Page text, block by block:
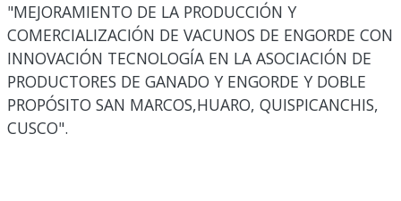
"MEJORAMIENTO DE LA PRODUCCIÓN Y
COMERCIALIZACIÓN DE VACUNOS DE ENGORDE CON
INNOVACIÓN TECNOLOGÍA EN LA ASOCIACIÓN DE
PRODUCTORES DE GANADO Y ENGORDE Y DOBLE
PROPÓSITO SAN MARCOS,HUARO, QUISPICANCHIS,
CUSCO".